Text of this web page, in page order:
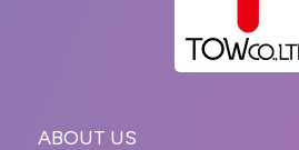
ABOUT US